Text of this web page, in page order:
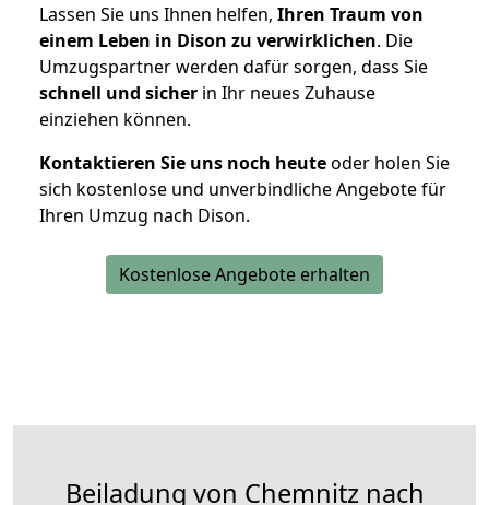
Lassen Sie uns Ihnen helfen, Ihren Traum von
einem Leben in Dison zu verwirklichen. Die
Umzugspartner werden dafür sorgen, dass Sie
schnell und sicher in Ihr neues Zuhause
einziehen können.
Kontaktieren Sie uns noch heuteoder holen Sie
sich kostenlose und unverbindliche Angebote für
Ihren Umzug nach Dison.
Kostenlose Angebote erhalten
Beiladung von Chemnitz nach